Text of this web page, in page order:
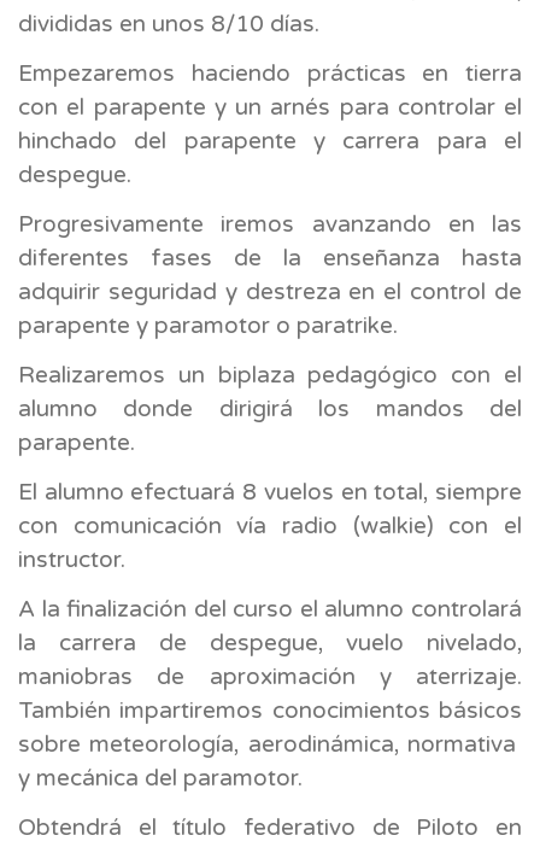
divididas en unos 8/10 días.
Empezaremos haciendo prácticas en tierra
con el parapente y un arnés para controlar el
hinchado del parapente y carrera para el
despegue.
Progresivamente iremos avanzando en las
diferentes fases de la enseñanza hasta
adquirir seguridad y destreza en el control de
parapente y paramotor o paratrike.
Realizaremos un biplaza pedagógico con el
alumno donde dirigirá los mandos del
parapente.
El alumno efectuará 8 vuelos en total, siempre
con comunicación vía radio (walkie) con el
instructor.
A la finalización del curso el alumno controlará
la carrera de despegue, vuelo nivelado,
maniobras de aproximación y aterrizaje.
También impartiremos conocimientos básicos
sobre meteorología, aerodinámica, normativa
y mecánica del paramotor.
Obtendrá el título federativo de Piloto en